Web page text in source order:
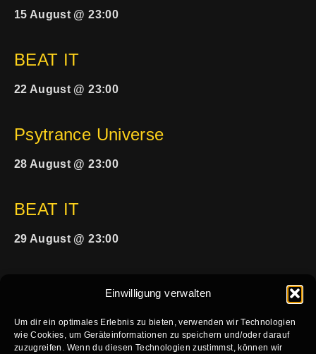
Einwilligung verwalten
Um dir ein optimales Erlebnis zu bieten, verwenden wir Technologien
wie Cookies, um Geräteinformationen zu speichern und/oder darauf
zuzugreifen. Wenn du diesen Technologien zustimmst, können wir
15 August @ 23:00
BEAT IT
22 August @ 23:00
Psytrance Universe
28 August @ 23:00
BEAT IT
29 August @ 23:00